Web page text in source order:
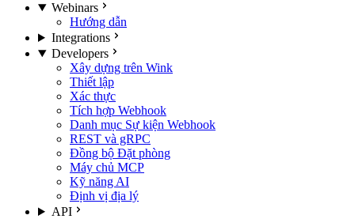
Webinars
Hướng dẫn
Integrations
Developers
Xây dựng trên Wink
Thiết lập
Xác thực
Tích hợp Webhook
Danh mục Sự kiện Webhook
REST và gRPC
Đồng bộ Đặt phòng
Máy chủ MCP
Kỹ năng AI
Định vị địa lý
API